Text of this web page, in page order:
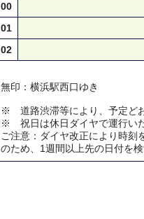
00
01
02
無印：横浜駅西口ゆき
※ 道路渋滞等により、予定ど
※ 祝日は休日ダイヤで運行いた
ご注意：ダイヤ改正により時刻
のため、1週間以上先の日付を